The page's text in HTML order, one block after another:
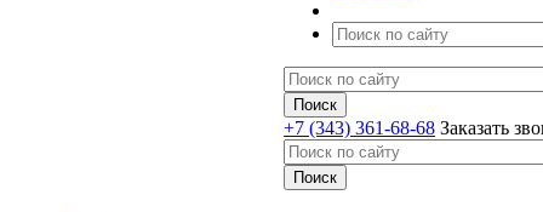
+7 (343) 361-68-68 Заказать